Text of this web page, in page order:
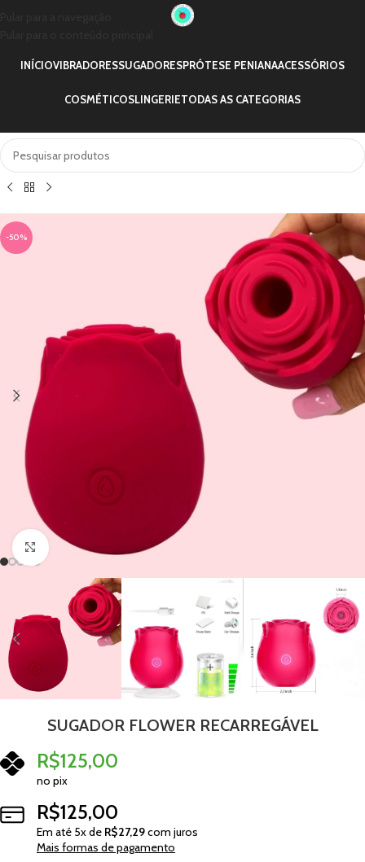
INÍCIOVIBRADORESSUGADORESPRÓTESE PENIANAACESSÓRIOS
COSMÉTICOSLINGERIETODAS AS CATEGORIAS
-50%
Clique para ampliar
SUGADOR FLOWER RECARREGÁVEL
R$125,00
no pix
R$125,00
Em até 5x de R$27,29com juros
Mais formas de pagamento